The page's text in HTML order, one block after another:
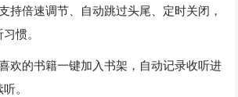
持倍速调节、自动跳过头尾、定时关闭，
惯。
欢的书籍一键加入书架，自动记录收听进
。